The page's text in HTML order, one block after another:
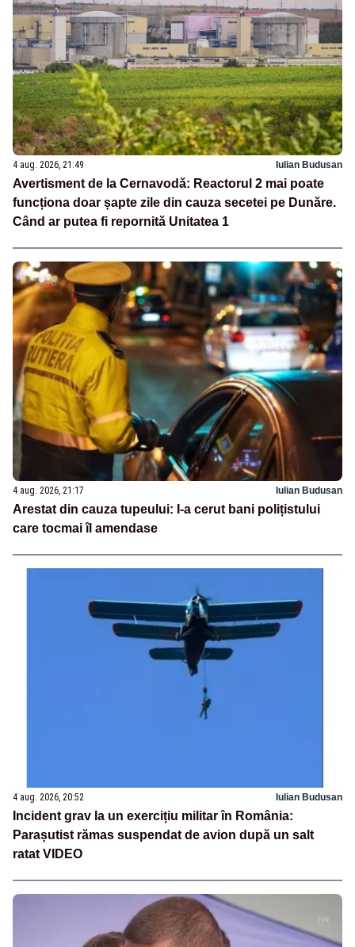
4 aug. 2026, 21:49 Iulian Budusan
Avertisment de la Cernavodă: Reactorul 2 mai poate
funcționa doar șapte zile din cauza secetei pe Dunăre.
Când ar putea fi repornită Unitatea 1
4 aug. 2026, 21:17 Iulian Budusan
Arestat din cauza tupeului: I-a cerut bani polițistului
care tocmai îl amendase
4 aug. 2026, 20:52 Iulian Budusan
Incident grav la un exercițiu militar în România:
Parașutist rămas suspendat de avion după un salt
ratat VIDEO